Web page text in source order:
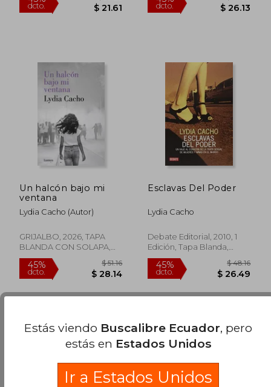
45%
dcto. $ 21.61
45%
dcto. $
Un halcón bajo mi
ventana
Lydia Cacho (Autor)
GRIJALBO, 2026, TAPA
BLANDA CON SOLAPA,
Nuevo
Esclavas Del Poder
Lydia Cacho
Debate Editorial, 2010, 1
Edición, Tapa Blanda,
Nuevo
Estás viendo Buscalibre Ecuador, pero
estás en Estados Unidos
Ir a Estados Unidos